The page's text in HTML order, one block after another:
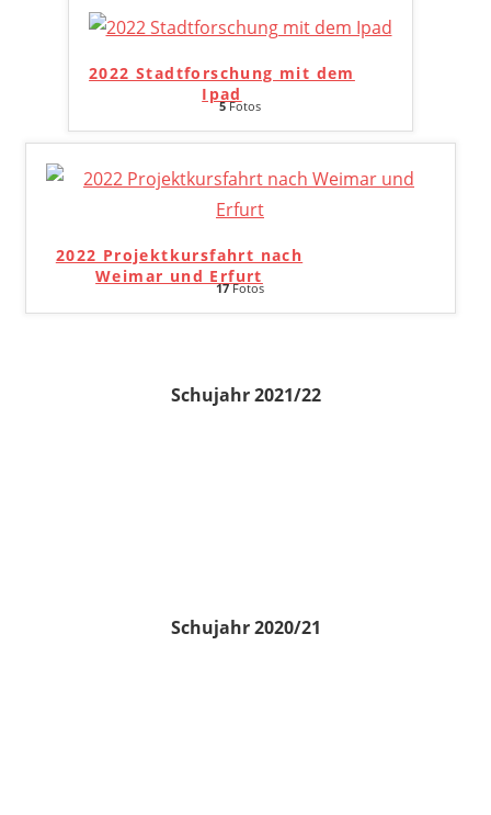
2022 Stadtforschung mit dem
Ipad
5Fotos
2022 Projektkursfahrt nach
Weimar und Erfurt
17Fotos
Schujahr 2021/22
Schujahr 2020/21